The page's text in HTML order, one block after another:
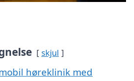
skjul
høreklinik med